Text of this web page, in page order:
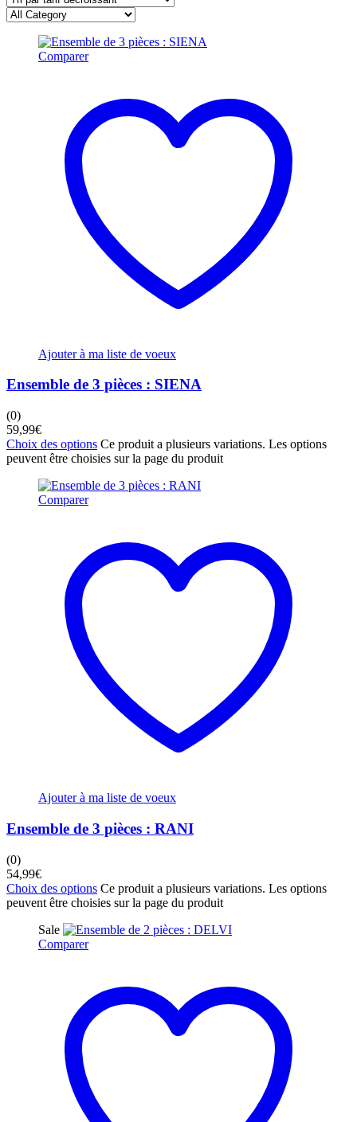
Comparer
Ajouter à ma liste de voeux
Ensemble de 3 pièces : SIENA
(0)
59,99€
Choix des options Ce produit a plusieurs variations. Les options
peuvent être choisies sur la page du produit
Comparer
Ajouter à ma liste de voeux
Ensemble de 3 pièces : RANI
(0)
54,99€
Choix des options Ce produit a plusieurs variations. Les options
peuvent être choisies sur la page du produit
Sale
Comparer